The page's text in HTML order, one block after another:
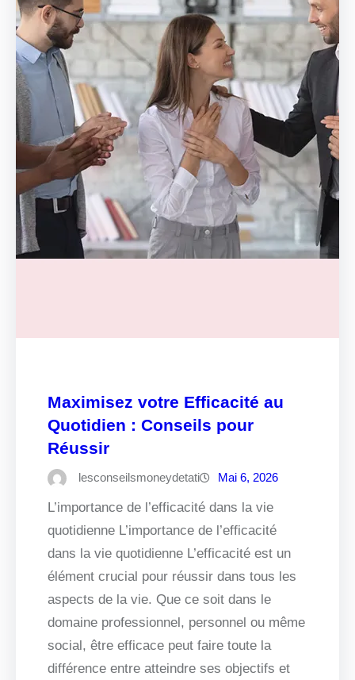
Maximisez votre Efficacité au
Quotidien : Conseils pour
Réussir
lesconseilsmoneydetati Mai 6, 2026
L’importance de l’efficacité dans la vie
quotidienne L’importance de l’efficacité
dans la vie quotidienne L’efficacité est un
élément crucial pour réussir dans tous les
aspects de la vie. Que ce soit dans le
domaine professionnel, personnel ou même
social, être efficace peut faire toute la
différence entre atteindre ses objectifs et